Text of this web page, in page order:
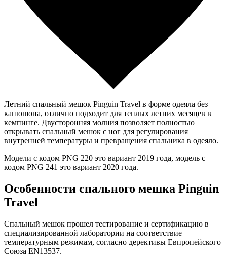
Летний спальный мешок Pinguin Travel в форме одеяла без
капюшона, отлично подходит для теплых летних месяцев в
кемпинге. Двусторонняя молния позволяет полностью
открывать спальный мешок с ног для регулирования
внутренней температуры и превращения спальника в одеяло.
Модели с кодом PNG 220 это вариант 2019 года, модель с
кодом PNG 241 это вариант 2020 года.
Особенности спального мешка Pinguin
Travel
Спальный мешок прошел тестирование и сертификацию в
специализированной лаборатории на соответствие
температурным режимам, согласно дерективы Евпропейского
Союза EN13537.